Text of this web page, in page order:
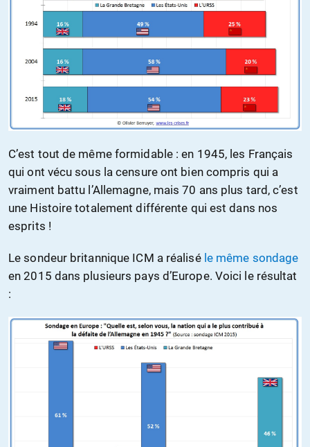
C’est tout de même formidable : en 1945, les Français
qui ont vécu sous la censure ont bien compris qui a
vraiment battu l’Allemagne, mais 70 ans plus tard, c’est
une Histoire totalement différente qui est dans nos
esprits !
Le sondeur britannique ICM a réalisé le même sondage
en 2015 dans plusieurs pays d’Europe. Voici le résultat
: